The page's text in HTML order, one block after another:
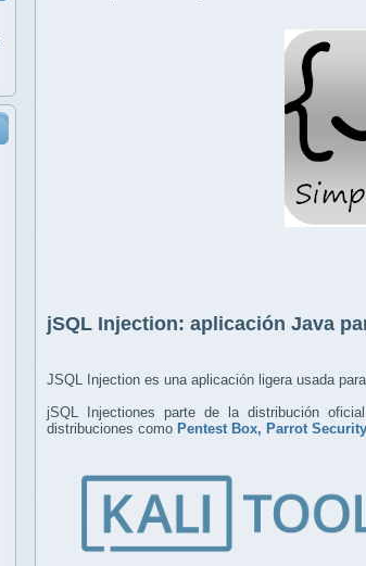
jSQL Injection: aplicación Java
JSQL Injection es una aplicación ligera usada
jSQL Injectiones parte de la distribución
distribuciones como Pentest Box, Parrot